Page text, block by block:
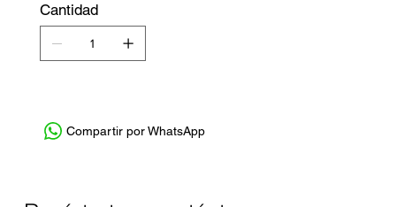
Cantidad
Compartir por WhatsApp